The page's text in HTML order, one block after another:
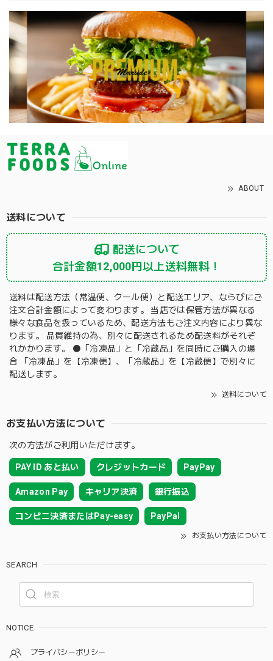
冷蔵
2020/07/05
ABOUT
送料について
配送について
合計金額12,000円以上送料無料！
送料は配送方法（常温便、クール便）と配送エリア、ならびにご
注文合計金額によって変わります。 当店では保管方法が異なる
様々な食品を扱っているため、配送方法もご注文内容により異な
ります。 品質維持の為、別々に配送されるため配送料がそれぞ
れかかります。 ⚫️「冷凍品」と「冷蔵品」を同時にご購入の場
合 「冷凍品」を【冷凍便】、「冷蔵品」を【冷蔵便】で別々に
配送します。
送料について
お支払い方法について
次の方法がご利用いただけます。
PAY ID あと払い クレジットカード PayPay
Amazon Pay キャリア決済 銀行振込
コンビニ決済またはPay-easy PayPal
お支払い方法について
SEARCH
NOTICE
プライバシーポリシー